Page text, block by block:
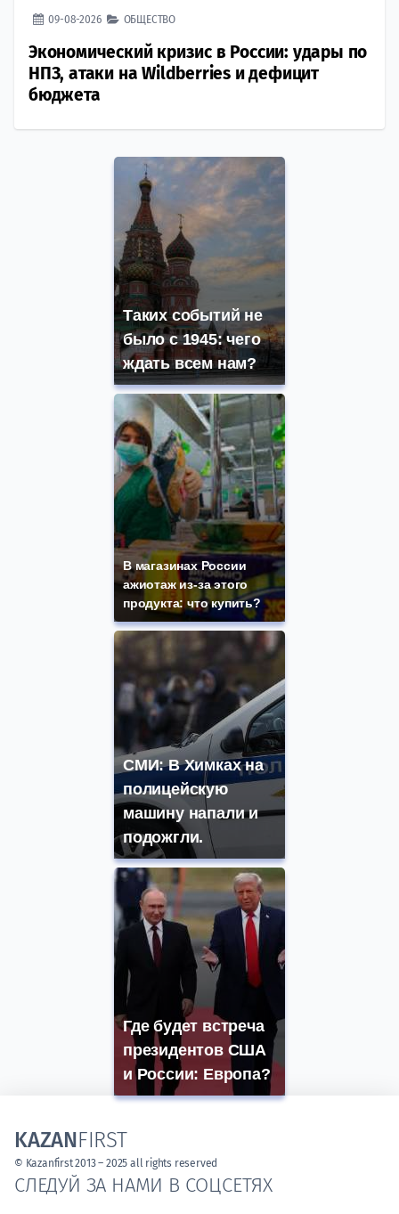
09-08-2026 ОБЩЕСТВО
Экономический кризис в России: удары по
НПЗ, атаки на Wildberries и дефицит
бюджета
Таких событий не
было с 1945: чего
ждать всем нам?
В магазинах России
ажиотаж из-за этого
продукта: что купить?
СМИ: В Химках на
полицейскую
машину напали и
подожгли.
Где будет встреча
президентов США
и России: Европа?
СЛЕДУЙ ЗА НАМИ В СОЦСЕТЯХ
KAZANFIRST
© Kazanfirst 2013 – 2025 all rights reserved